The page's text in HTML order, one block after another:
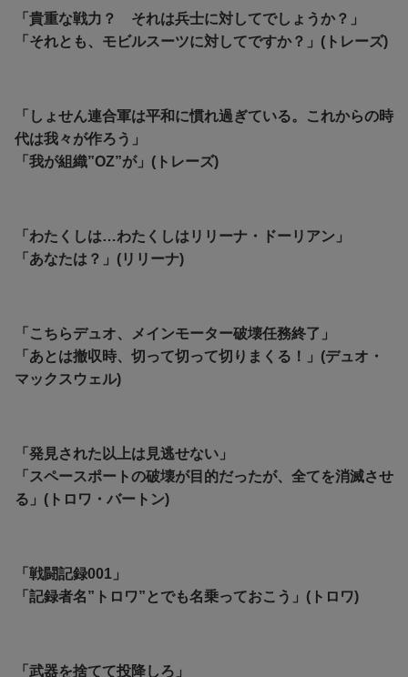
「貴重な戦力？ それは兵士に対してでしょうか？」
「それとも、モビルスーツに対してですか？」(トレーズ)
「しょせん連合軍は平和に慣れ過ぎている。これからの時
代は我々が作ろう」
「我が組織”OZ”が」(トレーズ)
「わたくしは…わたくしはリリーナ・ドーリアン」
「あなたは？」(リリーナ)
「こちらデュオ、メインモーター破壊任務終了」
「あとは撤収時、切って切って切りまくる！」(デュオ・
マックスウェル)
「発見された以上は見逃せない」
「スペースポートの破壊が目的だったが、全てを消滅させ
る」(トロワ・バートン)
「戦闘記録001」
「記録者名”トロワ”とでも名乗っておこう」(トロワ)
「武器を捨てて投降しろ」